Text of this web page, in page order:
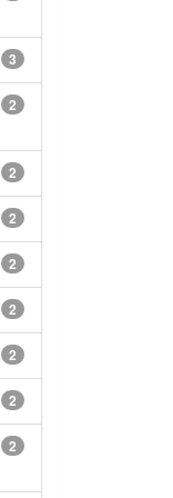
3
2
2
2
2
2
2
2
2